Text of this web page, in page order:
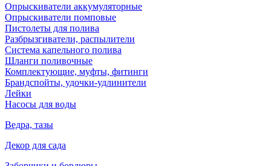
Опрыскиватели аккумуляторные
Опрыскиватели помповые
Пистолеты для полива
Разбрызгиватели, распылители
Система капельного полива
Шланги поливочные
Комплектующие, муфты, фитинги
Брандспойты, удочки-удлинители
Лейки
Насосы для воды
Ведра, тазы
Декор для сада